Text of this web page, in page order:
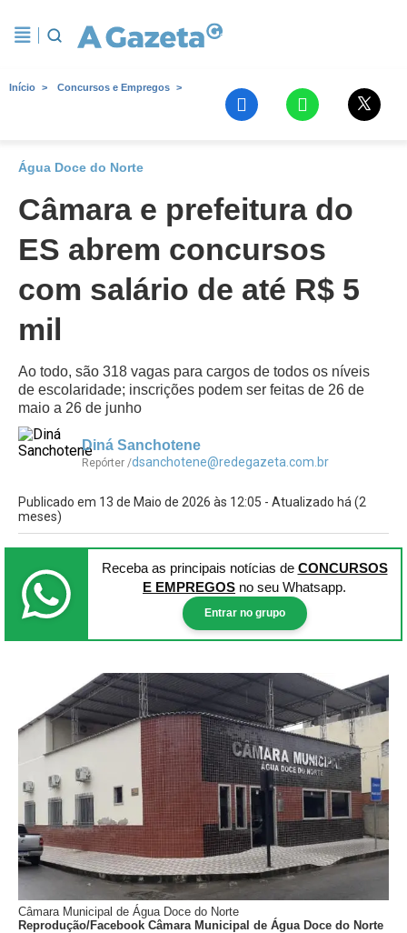
Início Concursos e Empregos
Água Doce do Norte
Câmara e prefeitura do
ES abrem concursos
com salário de até R$ 5
mil
Ao todo, são 318 vagas para cargos de todos os níveis
de escolaridade; inscrições podem ser feitas de 26 de
maio a 26 de junho
Diná Sanchotene
Repórter /dsanchotene@redegazeta.com.br
Publicado em 13 de Maio de 2026 às 12:05 - Atualizado há (2
meses)
Receba as principais notícias de CONCURSOS
E EMPREGOS no seu Whatsapp.
Entrar no grupo
Câmara Municipal de Água Doce do Norte
Reprodução/Facebook Câmara Municipal de Água Doce do Norte